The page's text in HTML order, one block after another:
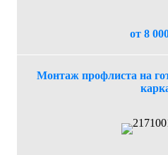
от 8
Монтаж профлиста на